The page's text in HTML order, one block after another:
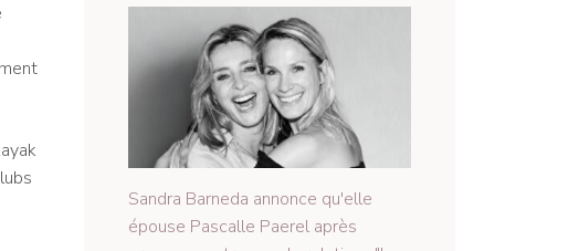
Sandra Barneda annonce qu'elle
épouse Pascalle Paerel après